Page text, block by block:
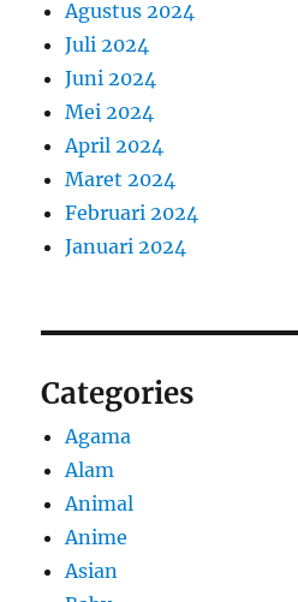
Agustus 2024
Juli 2024
Juni 2024
Mei 2024
April 2024
Maret 2024
Februari 2024
Januari 2024
Categories
Agama
Alam
Animal
Anime
Asian